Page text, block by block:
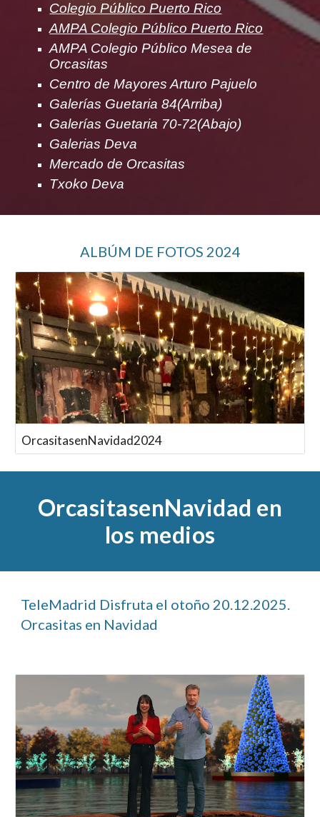
Colegio Público Puerto Rico
AMPA Colegio Público Puerto Rico
AMPA Colegio Público Mesea de
Orcasitas
Centro de Mayores Arturo Pajuelo
Galerías Guetaria 84(Arriba)
Galerías Guetaria 70-72(Abajo)
Galerias Deva
Mercado de Orcasitas
Txoko Deva
ALBÚM DE FOTOS 2024
OrcasitasenNavidad2024
OrcasitasenNavidad en
los medios
TeleMadrid Disfruta el otoño 20.12.2025.
Orcasitas en Navidad